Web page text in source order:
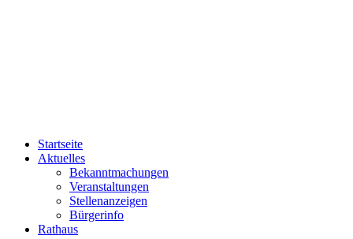
Startseite
Aktuelles
Bekanntmachungen
Veranstaltungen
Stellenanzeigen
Bürgerinfo
Rathaus